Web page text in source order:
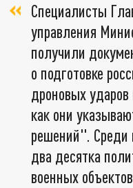
Специалисты
управления
получили
о подготовке
дроновых ударов
как они
решений". Среди
два десятка
военных